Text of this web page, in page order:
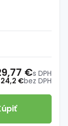
24,2 €bez DPH
€s DPH